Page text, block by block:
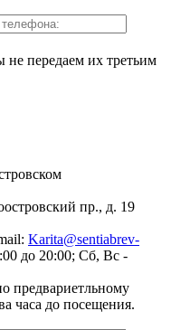
передаем их третьим
пр., д. 19
Karita@sentiabrev-
до 20:00; Сб, Вс -
предвариетльному
часа до посещения.